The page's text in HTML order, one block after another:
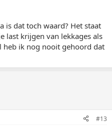
is dat toch waard? Het staat
last krijgen van lekkages als
heb ik nog nooit gehoord dat
#13